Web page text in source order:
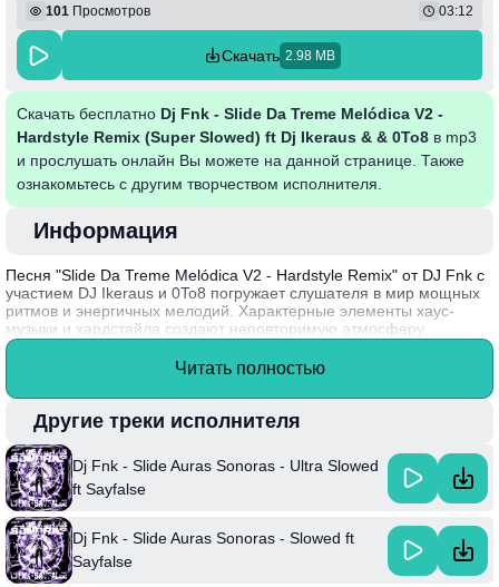
101 Просмотров 03:12
Скачать 2.98 MB
Скачать бесплатно Dj Fnk - Slide Da Treme Melódica V2 -
Hardstyle Remix (Super Slowed) ft Dj Ikeraus & & 0To8 в mp3
и прослушать онлайн Вы можете на данной странице. Также
ознакомьтесь с другим творчеством исполнителя.
Информация
Песня "Slide Da Treme Melódica V2 - Hardstyle Remix" от DJ Fnk с
участием DJ Ikeraus и 0To8 погружает слушателя в мир мощных
ритмов и энергичных мелодий. Характерные элементы хаус-
музыки и хардстайла создают неповторимую атмосферу,
заставляя движение даже самых скромных. Эта версия,
замедленная до изысканных звуковых нюансов, раскрывает
Слушая трек, можно ощутить, как энергии и эмоции
переплетаются, создавая незабываемый опыт.
Интересный факт: DJ Fnk известен своим уникальным стилем и
подходом к созданию ремиксов, что позволяет ему выделяться
на фоне множества исполнителей в электронной музыке.
Читать полностью
Другие треки исполнителя
Dj Fnk - Slide Auras Sonoras - Ultra Slowed
ft Sayfalse
Dj Fnk - Slide Auras Sonoras - Slowed ft
Sayfalse